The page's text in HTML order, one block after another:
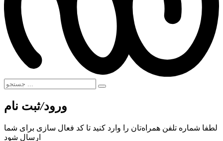
ورود/ثبت نام
لطفا شماره تلفن همراه‌تان را وارد کنید تا کد فعال سازی برای شما
ارسال شود